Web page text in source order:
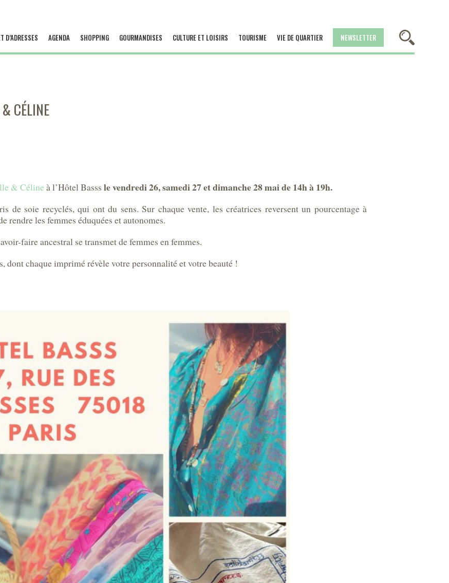
D’ADRESSES AGENDA SHOPPING GOURMANDISES CULTURE ET LOISIRS TOURISME VIE DE QUARTIER NEWSLETTER
CÉLINE
& Céline à l’Hôtel Basss le vendredi 26, samedi 27 et dimanche 28 mai de 14h à 19h.
de soie recyclés, qui ont du sens. Sur chaque vente, les créatrices reversent un pourcentage à
rendre les femmes éduquées et autonomes.
faire ancestral se transmet de femmes en femmes.
dont chaque imprimé révèle votre personnalité et votre beauté !